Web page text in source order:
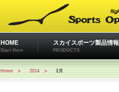
HOME
Start Here
スカイスポーツ製品情報
PRODUCTS
Home 2014 2月